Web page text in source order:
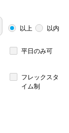
以上 以内
平日のみ可
フレックスタ
イム制